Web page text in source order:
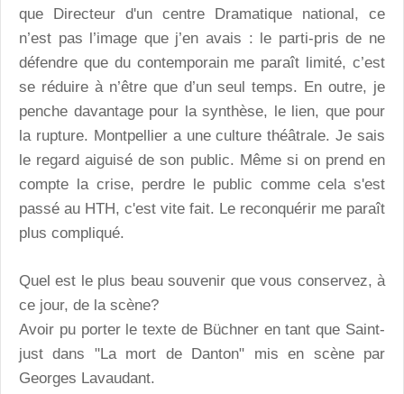
que Directeur d'un centre Dramatique national, ce
n’est pas l’image que j’en avais : le parti-pris de ne
défendre que du contemporain me paraît limité, c’est
se réduire à n’être que d’un seul temps. En outre, je
penche davantage pour la synthèse, le lien, que pour
la rupture. Montpellier a une culture théâtrale. Je sais
le regard aiguisé de son public. Même si on prend en
compte la crise, perdre le public comme cela s'est
passé au HTH, c'est vite fait. Le reconquérir me paraît
plus compliqué.
Quel est le plus beau souvenir que vous conservez, à
ce jour, de la scène?
Avoir pu porter le texte de Büchner en tant que Saint-
just dans "La mort de Danton" mis en scène par
Georges Lavaudant.